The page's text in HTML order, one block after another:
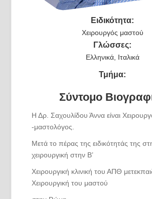
Ειδικότητα:
Χειρουργός μαστού
Γλώσσες:
Ελληνικά, Ιταλικά
Τμήμα:
Σύντομο
Η Δρ. Σαχουλίδου Άννα είναι
-μαστολόγος.
Μετά το πέρας της ειδικότητάς της
χειρουργική στην Β’
Χειρουργική κλινική του ΑΠΘ
Χειρουργική του μαστού